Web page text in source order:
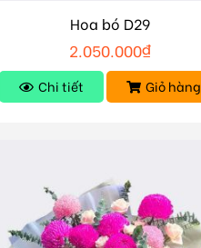
Hoa bó D29
2.050.000₫
Chi tiết Giỏ hàng